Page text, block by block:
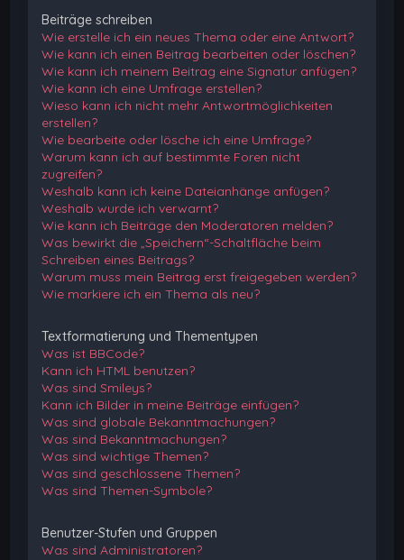
Beiträge schreiben
Wie erstelle ich ein neues Thema oder eine Antwort?
Wie kann ich einen Beitrag bearbeiten oder löschen?
Wie kann ich meinem Beitrag eine Signatur anfügen?
Wie kann ich eine Umfrage erstellen?
Wieso kann ich nicht mehr Antwortmöglichkeiten
erstellen?
Wie bearbeite oder lösche ich eine Umfrage?
Warum kann ich auf bestimmte Foren nicht
zugreifen?
Weshalb kann ich keine Dateianhänge anfügen?
Weshalb wurde ich verwarnt?
Wie kann ich Beiträge den Moderatoren melden?
Was bewirkt die „Speichern“-Schaltfläche beim
Schreiben eines Beitrags?
Warum muss mein Beitrag erst freigegeben werden?
Wie markiere ich ein Thema als neu?
Textformatierung und Thementypen
Was ist BBCode?
Kann ich HTML benutzen?
Was sind Smileys?
Kann ich Bilder in meine Beiträge einfügen?
Was sind globale Bekanntmachungen?
Was sind Bekanntmachungen?
Was sind wichtige Themen?
Was sind geschlossene Themen?
Was sind Themen-Symbole?
Benutzer-Stufen und Gruppen
Was sind Administratoren?